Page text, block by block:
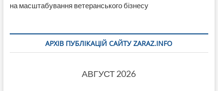
на масштабування ветеранського бізнесу
АРХІВ ПУБЛІКАЦІЙ САЙТУ ZARAZ.INFO
АВГУСТ 2026